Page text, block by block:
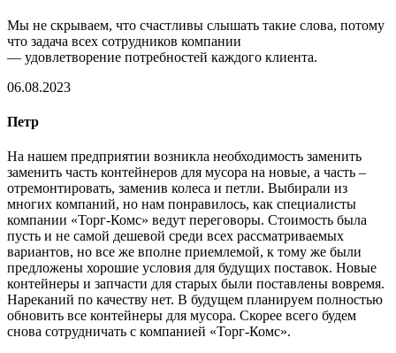
Мы не скрываем, что счастливы слышать такие слова, потому
что задача всех сотрудников компании
— удовлетворение потребностей каждого клиента.
06.08.2023
Петр
На нашем предприятии возникла необходимость заменить
заменить часть контейнеров для мусора на новые, а часть –
отремонтировать, заменив колеса и петли. Выбирали из
многих компаний, но нам понравилось, как специалисты
компании «Торг-Комс» ведут переговоры. Стоимость была
пусть и не самой дешевой среди всех рассматриваемых
вариантов, но все же вполне приемлемой, к тому же были
предложены хорошие условия для будущих поставок. Новые
контейнеры и запчасти для старых были поставлены вовремя.
Нареканий по качеству нет. В будущем планируем полностью
обновить все контейнеры для мусора. Скорее всего будем
снова сотрудничать с компанией «Торг-Комс».